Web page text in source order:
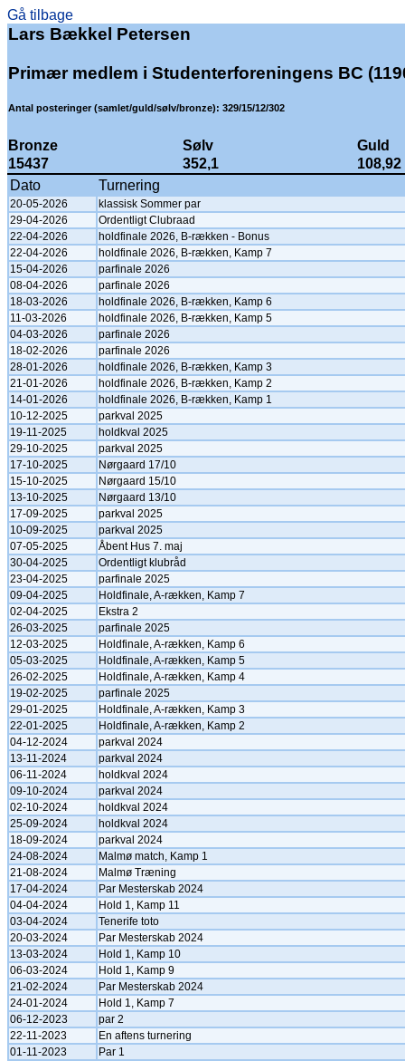
Gå tilbage
Lars Bækkel Petersen
Primær medlem i Studenterforeningens BC
Antal posteringer (samlet/guld/sølv/bronze): 329/15/12/302
Bronze Sølv
Guld
15437
352,1
108,92
Dato
Turnering
20-05-2026
klassisk Sommer par
29-04-2026
Ordentligt Clubraad
22-04-2026
holdfinale 2026, B-rækken - Bonus
22-04-2026
holdfinale 2026, B-rækken, Kamp 7
15-04-2026
parfinale 2026
08-04-2026
parfinale 2026
18-03-2026
holdfinale 2026, B-rækken, Kamp 6
11-03-2026
holdfinale 2026, B-rækken, Kamp 5
04-03-2026
parfinale 2026
18-02-2026
parfinale 2026
28-01-2026
holdfinale 2026, B-rækken, Kamp 3
21-01-2026
holdfinale 2026, B-rækken, Kamp 2
14-01-2026
holdfinale 2026, B-rækken, Kamp 1
10-12-2025
parkval 2025
19-11-2025
holdkval 2025
29-10-2025
parkval 2025
17-10-2025
Nørgaard 17/10
15-10-2025
Nørgaard 15/10
13-10-2025
Nørgaard 13/10
17-09-2025
parkval 2025
10-09-2025
parkval 2025
07-05-2025
Åbent Hus 7. maj
30-04-2025
Ordentligt klubråd
23-04-2025
parfinale 2025
09-04-2025
Holdfinale, A-rækken, Kamp 7
02-04-2025
Ekstra 2
26-03-2025
parfinale 2025
12-03-2025
Holdfinale, A-rækken, Kamp 6
05-03-2025
Holdfinale, A-rækken, Kamp 5
26-02-2025
Holdfinale, A-rækken, Kamp 4
19-02-2025
parfinale 2025
29-01-2025
Holdfinale, A-rækken, Kamp 3
22-01-2025
Holdfinale, A-rækken, Kamp 2
04-12-2024
parkval 2024
13-11-2024
parkval 2024
06-11-2024
holdkval 2024
09-10-2024
parkval 2024
02-10-2024
holdkval 2024
25-09-2024
holdkval 2024
18-09-2024
parkval 2024
24-08-2024
Malmø match, Kamp 1
21-08-2024
Malmø Træning
17-04-2024
Par Mesterskab 2024
04-04-2024
Hold 1, Kamp 11
03-04-2024
Tenerife toto
20-03-2024
Par Mesterskab 2024
13-03-2024
Hold 1, Kamp 10
06-03-2024
Hold 1, Kamp 9
21-02-2024
Par Mesterskab 2024
24-01-2024
Hold 1, Kamp 7
06-12-2023
par 2
22-11-2023
En aftens turnering
01-11-2023
Par 1